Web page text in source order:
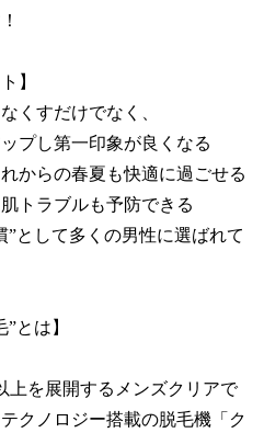
】
くすだけでなく、
プし第一印象が良くなる
からの春夏も快適に過ごせる
トラブルも予防できる
”として多くの男性に選ばれて
とは】
上を展開するメンズクリアで
クノロジー搭載の脱毛機「ク